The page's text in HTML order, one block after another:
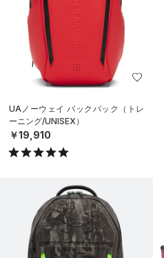
UAノーウェイ バックパック（トレ
ーニング/UNISEX）
￥19,910